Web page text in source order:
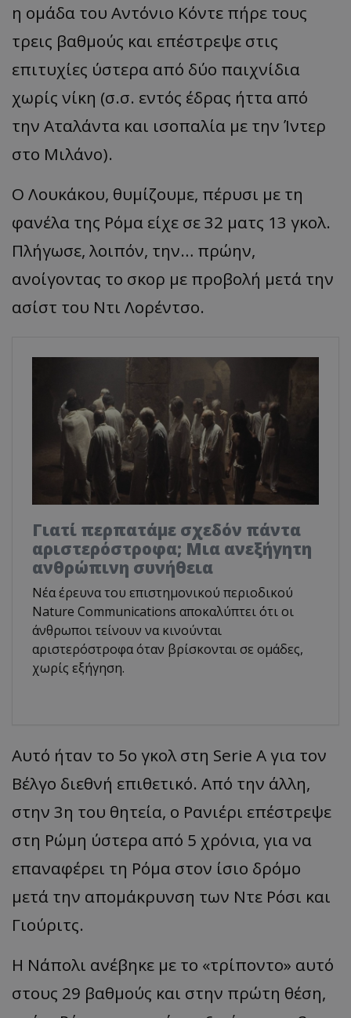
η ομάδα του Αντόνιο Κόντε πήρε τους
τρεις βαθμούς και επέστρεψε στις
επιτυχίες ύστερα από δύο παιχνίδια
χωρίς νίκη (σ.σ. εντός έδρας ήττα από
την Αταλάντα και ισοπαλία με την Ίντερ
στο Μιλάνο).
Ο Λουκάκου, θυμίζουμε, πέρυσι με τη
φανέλα της Ρόμα είχε σε 32 ματς 13 γκολ.
Πλήγωσε, λοιπόν, την… πρώην,
ανοίγοντας το σκορ με προβολή μετά την
ασίστ του Ντι Λορέντσο.
Γιατί περπατάμε σχεδόν πάντα
αριστερόστροφα; Μια ανεξήγητη
ανθρώπινη συνήθεια
Νέα έρευνα του επιστημονικού περιοδικού
Nature Communications αποκαλύπτει ότι οι
άνθρωποι τείνουν να κινούνται
αριστερόστροφα όταν βρίσκονται σε ομάδες,
χωρίς εξήγηση.
Αυτό ήταν το 5ο γκολ στη Serie A για τον
Βέλγο διεθνή επιθετικό. Από την άλλη,
στην 3η του θητεία, ο Ρανιέρι επέστρεψε
στη Ρώμη ύστερα από 5 χρόνια, για να
επαναφέρει τη Ρόμα στον ίσιο δρόμο
μετά την απομάκρυνση των Ντε Ρόσι και
Γιούριτς.
Η Νάπολι ανέβηκε με το «τρίποντο» αυτό
στους 29 βαθμούς και στην πρώτη θέση,